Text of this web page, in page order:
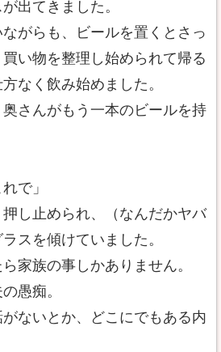
出てきました。
がらも、ビールを置くとさっ
い物を整理し始められて帰る
なく飲み始めました。
さんがもう一本のビールを持
で」
し止められ、（なんだかヤバ
スを傾けていました。
家族の事しかありません。
愚痴。
ないとか、どこにでもある内